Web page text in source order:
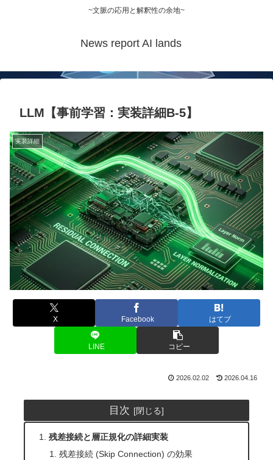
~文脈の応用と解釈性の余地~
News report AI lands
LLM【事前学習：実装詳細B-5】
実装詳細
X Facebook はてブ
LINE コピー
2026.02.02 2026.04.16
目次
残差接続と層正規化の詳細実装
残差接続 (Skip Connection) の効果